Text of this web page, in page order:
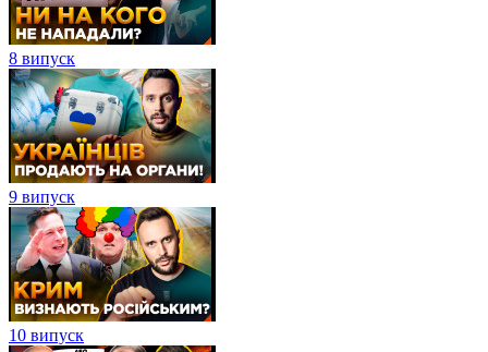
8 випуск
9 випуск
10 випуск